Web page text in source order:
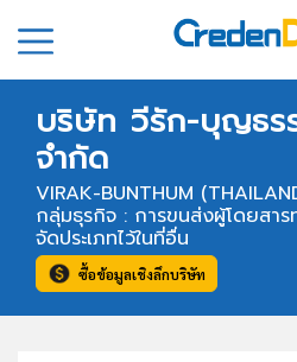
บริษัท วีรัก-บุญธร
จำกัด
VIRAK-BUNTHUM
กลุ่มธุรกิจ : การขนส่งผู้โดยสา
จัดประเภทไว้ในที่อื่น
ซื้อข้อมูลเชิงลึกบริษัท